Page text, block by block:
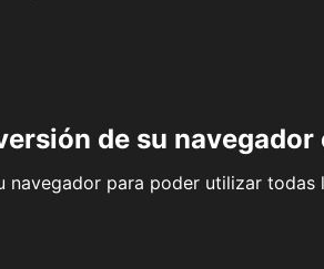
de su navegador
navegador para poder utilizar